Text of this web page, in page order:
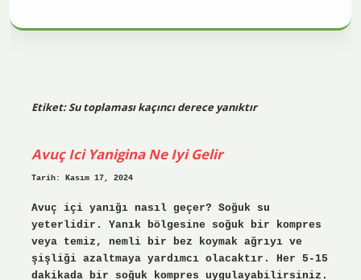
Etiket:Su toplaması kaçıncı derece yanıktır
Avuç Ici Yanigina Ne Iyi Gelir
Tarih: Kasım 17, 2024
Avuç içi yanığı nasıl geçer? Soğuk su
yeterlidir. Yanık bölgesine soğuk bir kompres
veya temiz, nemli bir bez koymak ağrıyı ve
şişliği azaltmaya yardımcı olacaktır. Her 5-15
dakikada bir soğuk kompres uygulayabilirsiniz.